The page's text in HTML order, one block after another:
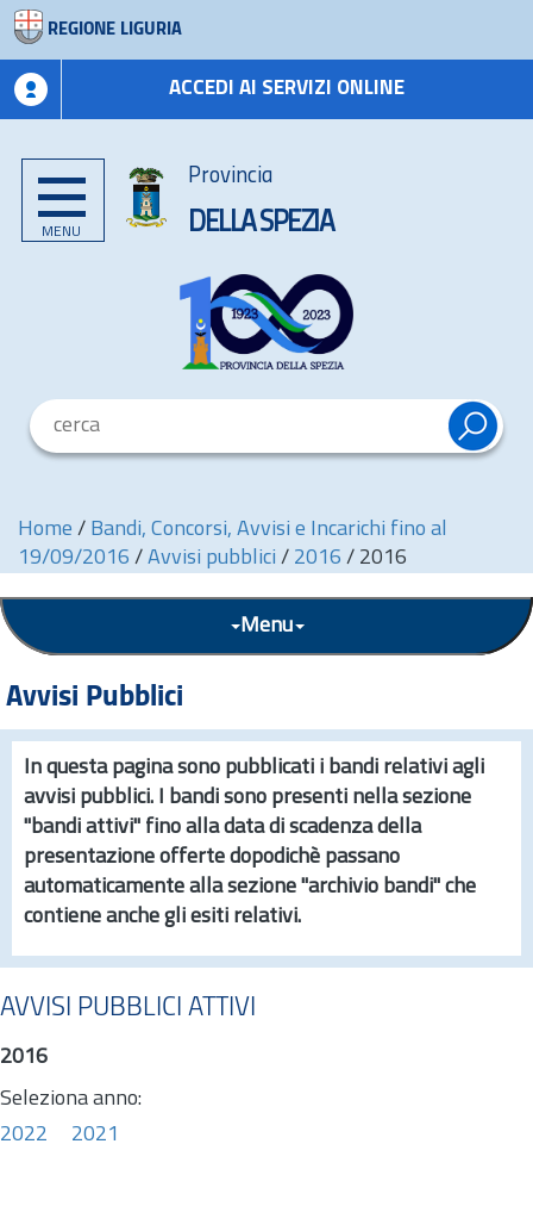
REGIONE LIGURIA
ACCEDI AI SERVIZI ONLINE
MENU
Provincia
DELLA SPEZIA
Home / Bandi, Concorsi, Avvisi e Incarichi fino al
19/09/2016 / Avvisi pubblici / 2016 / 2016
Menu
Avvisi Pubblici
In questa pagina sono pubblicati i bandi relativi agli
avvisi pubblici. I bandi sono presenti nella sezione
"bandi attivi" fino alla data di scadenza della
presentazione offerte dopodichè passano
automaticamente alla sezione "archivio bandi" che
contiene anche gli esiti relativi.
AVVISI PUBBLICI ATTIVI
2016
Seleziona anno:
2022
2021